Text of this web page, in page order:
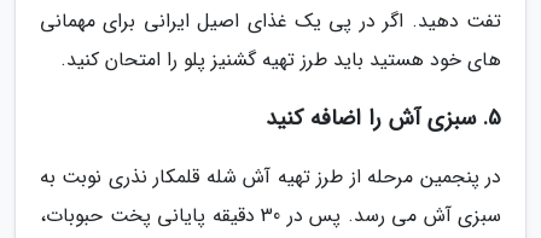
تفت دهید. اگر در پی یک غذای اصیل ایرانی برای مهمانی
های خود هستید باید طرز تهیه گشنیز پلو را امتحان کنید.
5. سبزی آش را اضافه کنید
در پنجمین مرحله از طرز تهیه آش شله قلمکار نذری نوبت به
سبزی آش می رسد. پس در 30 دقیقه پایانی پخت حبوبات،